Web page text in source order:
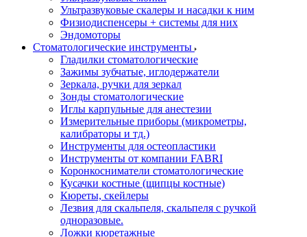
Ультразвуковые скалеры и насадки к ним
Физиодиспенсеры + системы для них
Эндомоторы
Стоматологические инструменты
Гладилки стоматологические
Зажимы зубчатые, иглодержатели
Зеркала, ручки для зеркал
Зонды стоматологические
Иглы карпульные для анестезии
Измерительные приборы (микрометры,
калибраторы и тд.)
Инструменты для остеопластики
Инструменты от компании FABRI
Коронкосниматели стоматологические
Кусачки костные (щипцы костные)
Кюреты, скейлеры
Лезвия для скальпеля, скальпеля с ручкой
одноразовые.
Ложки кюретажные